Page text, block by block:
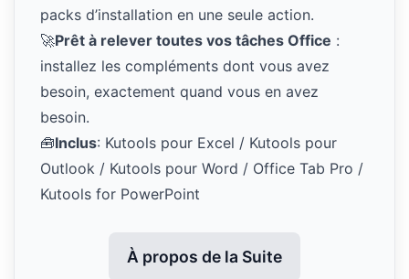
packs d’installation en une seule action.
🚀Prêt à relever toutes vos tâches Office :
installez les compléments dont vous avez
besoin, exactement quand vous en avez
besoin.
🧰Inclus: Kutools pour Excel / Kutools pour
Outlook / Kutools pour Word / Office Tab Pro /
Kutools for PowerPoint
À propos de la Suite